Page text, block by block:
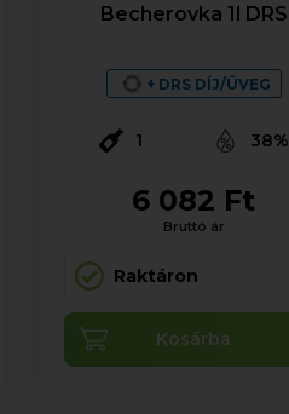
Becherovka 1l DRS
+ DRS DÍJ/ÜVEG
1 38%
6 082 Ft
Bruttó ár
Raktáron
Kosárba